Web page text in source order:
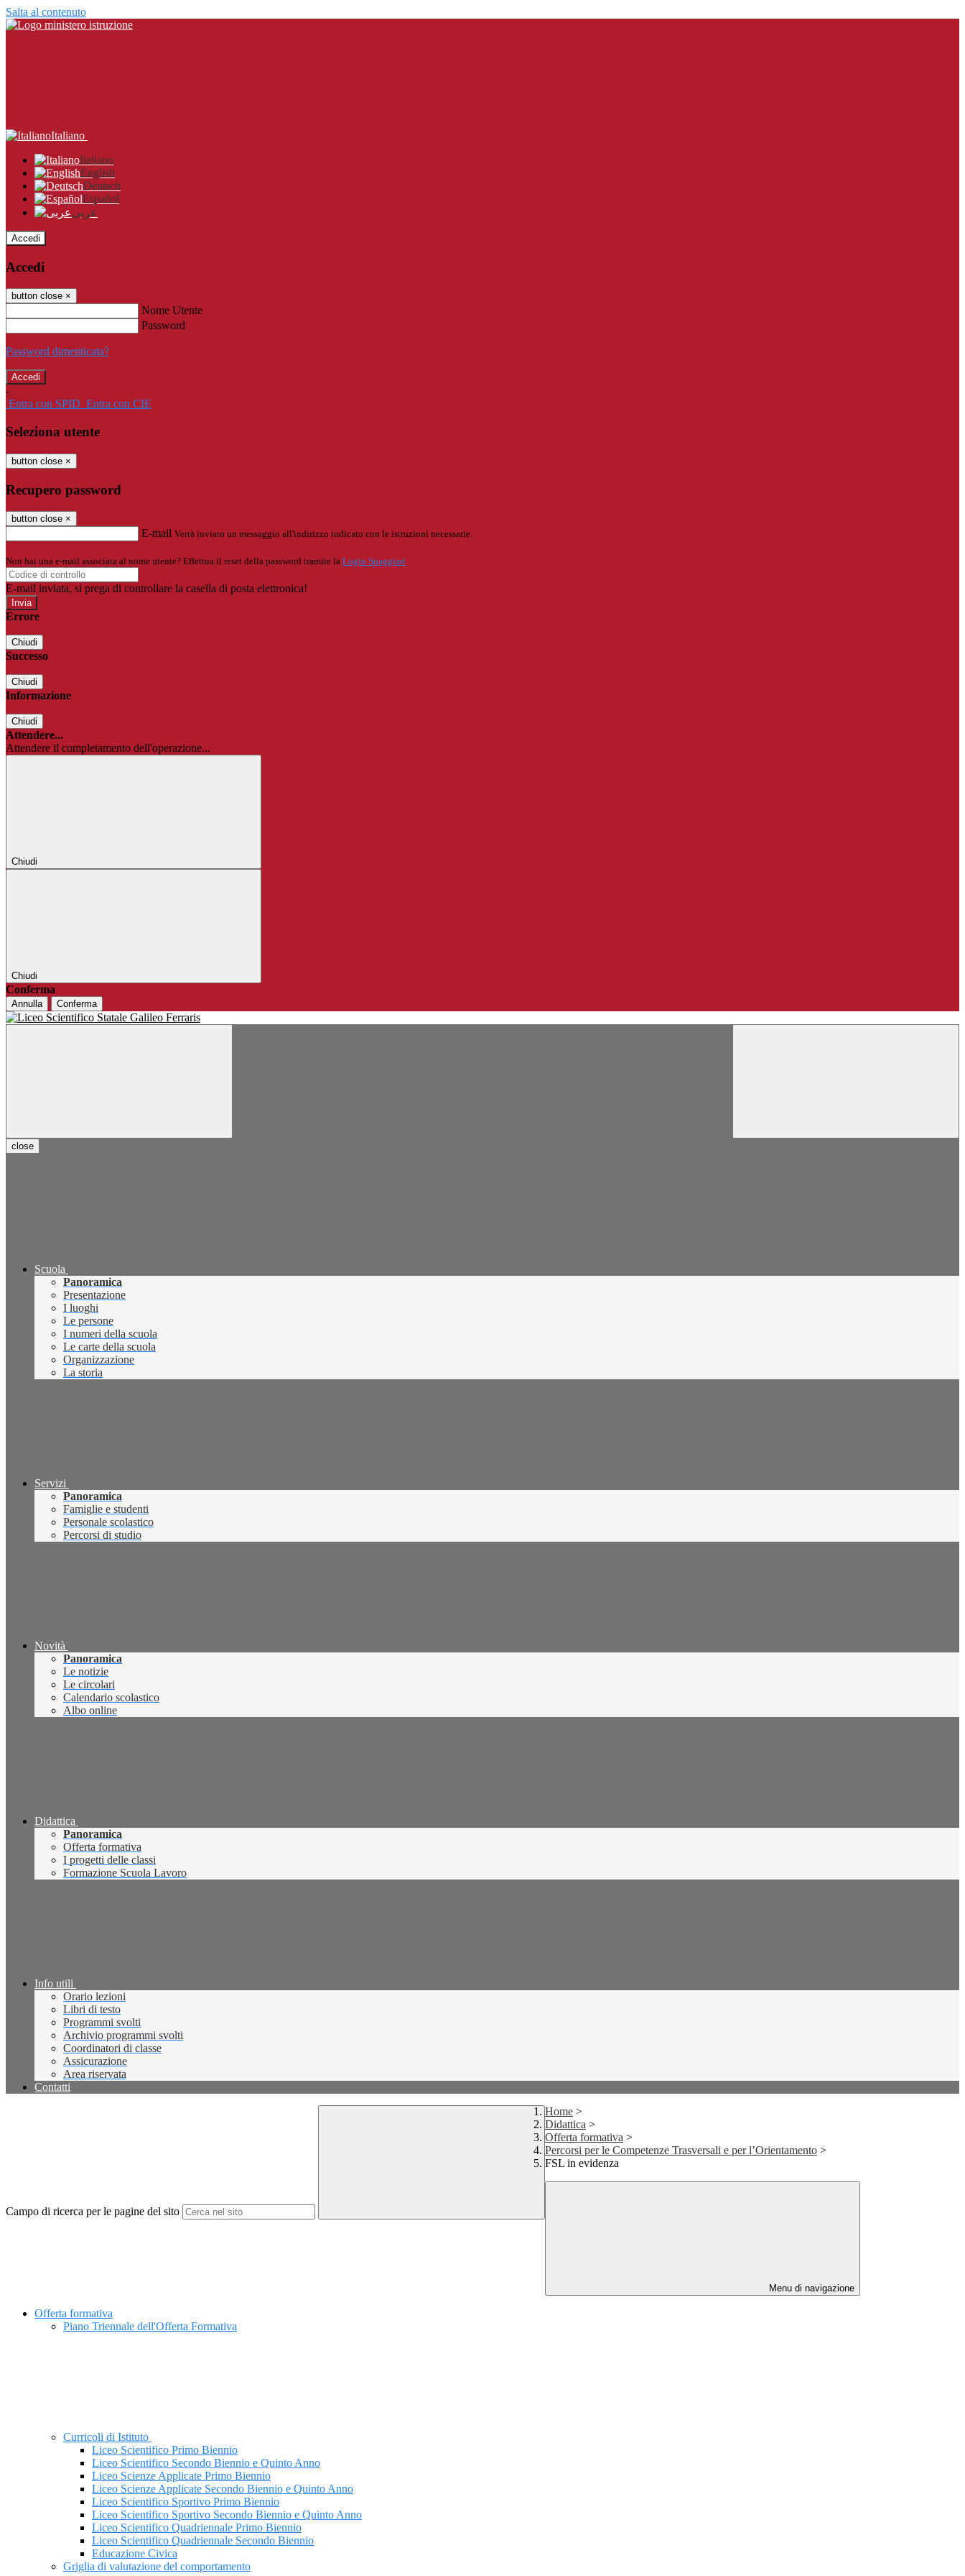
Salta al contenuto
Italiano
Italiano
English
Deutsch
Español
عربى
Accedi
Accedi
button close ×
Nome Utente
Password
Password dimenticata?
-
Entra con SPID Entra con CIE
Seleziona utente
button close ×
Recupero password
button close ×
E-mail Verrà inviato un messaggio all'indirizzo indicato con le istruzioni necessarie.
Non hai una e-mail associata al nome utente? Effettua il reset della password tramite la Login Spaggiari
E-mail inviata, si prega di controllare la casella di posta elettronica!
Errore
Chiudi
Successo
Chiudi
Informazione
Chiudi
Attendere...
Attendere il completamento dell'operazione...
Chiudi
Chiudi
Conferma
Annulla Conferma
close
Scuola
Panoramica
Presentazione
I luoghi
Le persone
I numeri della scuola
Le carte della scuola
Organizzazione
La storia
Servizi
Panoramica
Famiglie e studenti
Personale scolastico
Percorsi di studio
Novità
Panoramica
Le notizie
Le circolari
Calendario scolastico
Albo online
Didattica
Panoramica
Offerta formativa
I progetti delle classi
Formazione Scuola Lavoro
Info utili
Orario lezioni
Libri di testo
Programmi svolti
Archivio programmi svolti
Coordinatori di classe
Assicurazione
Area riservata
Contatti
Campo di ricerca per le pagine del sito
Home >
Didattica >
Offerta formativa >
Percorsi per le Competenze Trasversali e per l’Orientamento >
FSL in evidenza
Menu di navigazione
Offerta formativa
Piano Triennale dell'Offerta Formativa
Curricoli di Istituto
Liceo Scientifico Primo Biennio
Liceo Scientifico Secondo Biennio e Quinto Anno
Liceo Scienze Applicate Primo Biennio
Liceo Scienze Applicate Secondo Biennio e Quinto Anno
Liceo Scientifico Sportivo Primo Biennio
Liceo Scientifico Sportivo Secondo Biennio e Quinto Anno
Liceo Scientifico Quadriennale Primo Biennio
Liceo Scientifico Quadriennale Secondo Biennio
Educazione Civica
Griglia di valutazione del comportamento